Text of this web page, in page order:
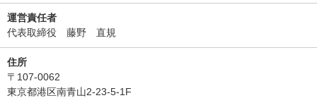
運営責任者
代表取締役 藤野 直規
住所
〒107-0062
東京都港区南青山2-23-5-1F